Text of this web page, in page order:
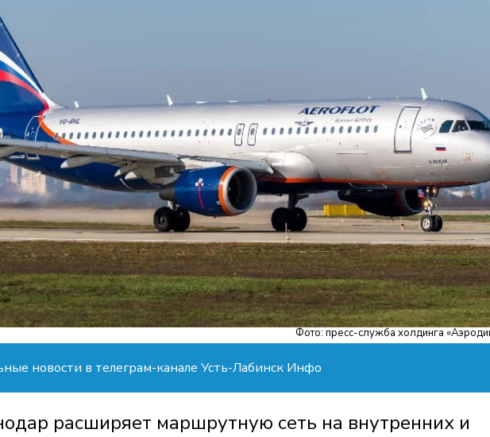
Фото: пресс-служба холдинга
новости в телеграм-канале Усть-Лабинск Инфо
расширяет маршрутную сеть на внутренних и